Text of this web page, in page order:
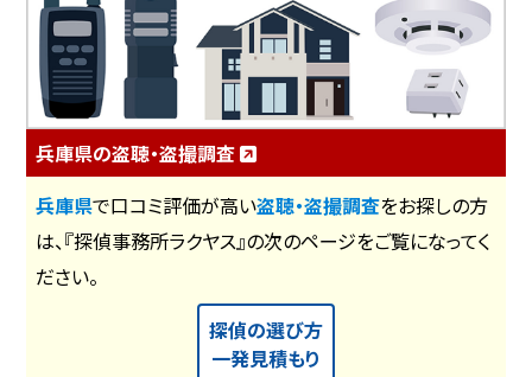
兵庫県の盗聴・盗撮調査
兵庫県で口コミ評価が高い盗聴・盗撮調査をお探しの方
は、『探偵事務所ラクヤス』の次のページをご覧になってく
ださい。
探偵の選び方
一発見積もり